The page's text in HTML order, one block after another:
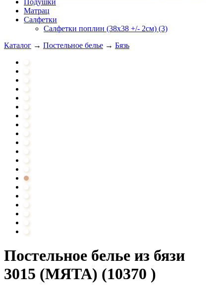
Матрац
Салфетки
Салфетки поплин (38х38 +/- 2см) (3)
Каталог → Постельное белье → Бязь
Постельное белье из бязи
3015 (МЯТА) (10370 )